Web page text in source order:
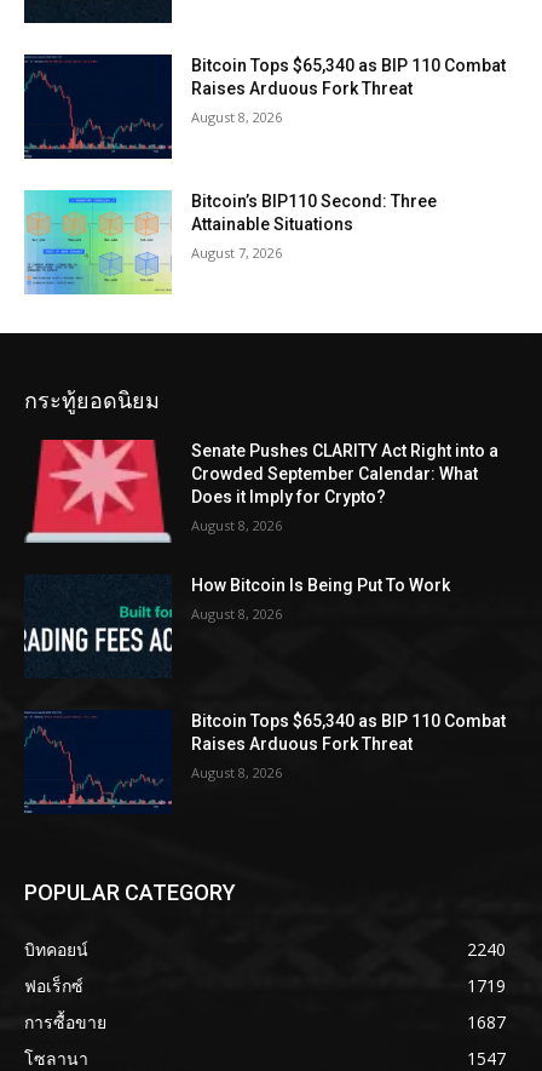
Bitcoin Tops $65,340 as BIP 110 Combat
Raises Arduous Fork Threat
August 8, 2026
Bitcoin’s BIP110 Second: Three
Attainable Situations
August 7, 2026
กระทู้ยอดนิยม
Senate Pushes CLARITY Act Right into a
Crowded September Calendar: What
Does it Imply for Crypto?
August 8, 2026
How Bitcoin Is Being Put To Work
August 8, 2026
Bitcoin Tops $65,340 as BIP 110 Combat
Raises Arduous Fork Threat
August 8, 2026
POPULAR CATEGORY
บิทคอยน์
2240
ฟอเร็กซ์
1719
การซื้อขาย
1687
โซลานา
1547